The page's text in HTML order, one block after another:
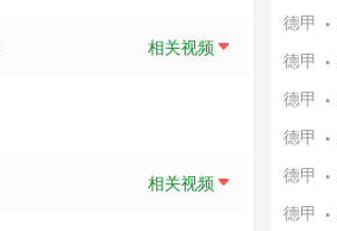
相关视频
相关视频
德甲
德甲
德甲
德甲
德甲
德甲